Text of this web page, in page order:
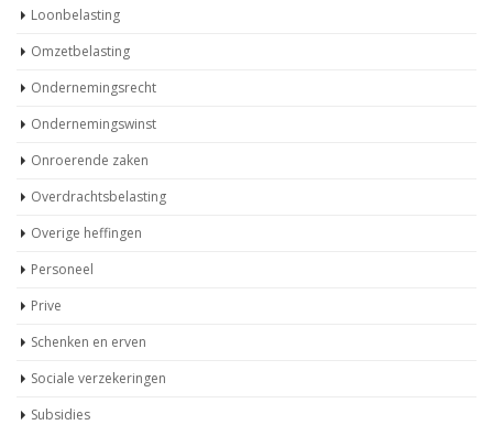
Loonbelasting
Omzetbelasting
Ondernemingsrecht
Ondernemingswinst
Onroerende zaken
Overdrachtsbelasting
Overige heffingen
Personeel
Prive
Schenken en erven
Sociale verzekeringen
Subsidies